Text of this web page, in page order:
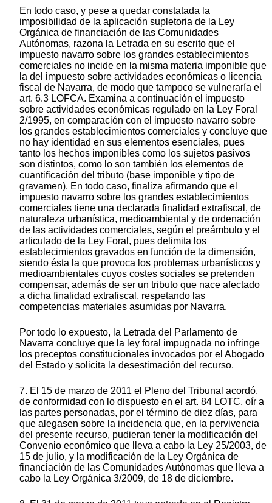
En todo caso, y pese a quedar constatada la
imposibilidad de la aplicación supletoria de la Ley
Orgánica de financiación de las Comunidades
Autónomas, razona la Letrada en su escrito que el
impuesto navarro sobre los grandes establecimientos
comerciales no incide en la misma materia imponible que
la del impuesto sobre actividades económicas o licencia
fiscal de Navarra, de modo que tampoco se vulneraría el
art. 6.3 LOFCA. Examina a continuación el impuesto
sobre actividades económicas regulado en la Ley Foral
2/1995, en comparación con el impuesto navarro sobre
los grandes establecimientos comerciales y concluye que
no hay identidad en sus elementos esenciales, pues
tanto los hechos imponibles como los sujetos pasivos
son distintos, como lo son también los elementos de
cuantificación del tributo (base imponible y tipo de
gravamen). En todo caso, finaliza afirmando que el
impuesto navarro sobre los grandes establecimientos
comerciales tiene una declarada finalidad extrafiscal, de
naturaleza urbanística, medioambiental y de ordenación
de las actividades comerciales, según el preámbulo y el
articulado de la Ley Foral, pues delimita los
establecimientos gravados en función de la dimensión,
siendo ésta la que provoca los problemas urbanísticos y
medioambientales cuyos costes sociales se pretenden
compensar, además de ser un tributo que nace afectado
a dicha finalidad extrafiscal, respetando las
competencias materiales asumidas por Navarra.
Por todo lo expuesto, la Letrada del Parlamento de
Navarra concluye que la ley foral impugnada no infringe
los preceptos constitucionales invocados por el Abogado
del Estado y solicita la desestimación del recurso.
7. El 15 de marzo de 2011 el Pleno del Tribunal acordó,
de conformidad con lo dispuesto en el art. 84 LOTC, oír a
las partes personadas, por el término de diez días, para
que alegasen sobre la incidencia que, en la pervivencia
del presente recurso, pudieran tener la modificación del
Convenio económico que lleva a cabo la Ley 25/2003, de
15 de julio, y la modificación de la Ley Orgánica de
financiación de las Comunidades Autónomas que lleva a
cabo la Ley Orgánica 3/2009, de 18 de diciembre.